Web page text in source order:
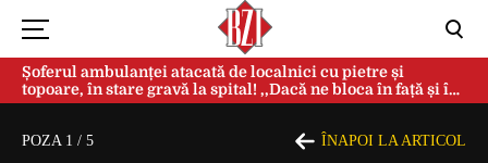
Șoferul ambulanței atacată de localnici cu pietre și
topoare, în stare gravă la spital! ,,Dacă ne bloca în față și în
spate, ne omorau…”
POZA 1 / 5 ÎNAPOI LA ARTICOL